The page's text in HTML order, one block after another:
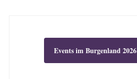
Events im Burgenland 2026